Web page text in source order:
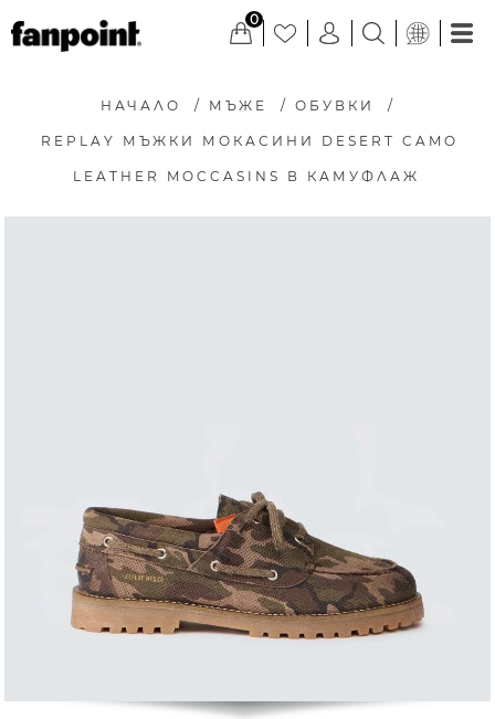
0
НАЧАЛО / МЪЖЕ / ОБУВКИ /
REPLAY МЪЖКИ МОКАСИНИ DESERT CAMO
LEATHER MOCCASINS В КАМУФЛАЖ